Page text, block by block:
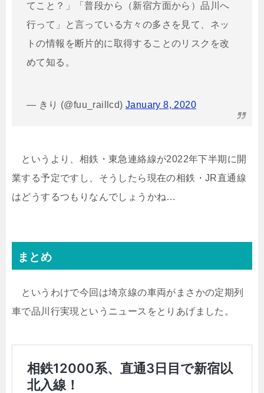
てこと？」「普段から（新宿方面から）品川へ
行って」と言っている方々の多さを見て、ネッ
トの情報を断片的に取得することのリスクを改
めて知る。
— きり (@fuu_raillcd)January 8, 2020
というより、相鉄・東急連絡線が2022年下半期に開
業する予定ですし、そうしたら現在の相鉄・JR直通線
はどうするつもりなんでしょうかね…
まとめ
というわけで今回は埼京線の車両がまさかの定期列
車で品川行実現というニュースをとりあげました。